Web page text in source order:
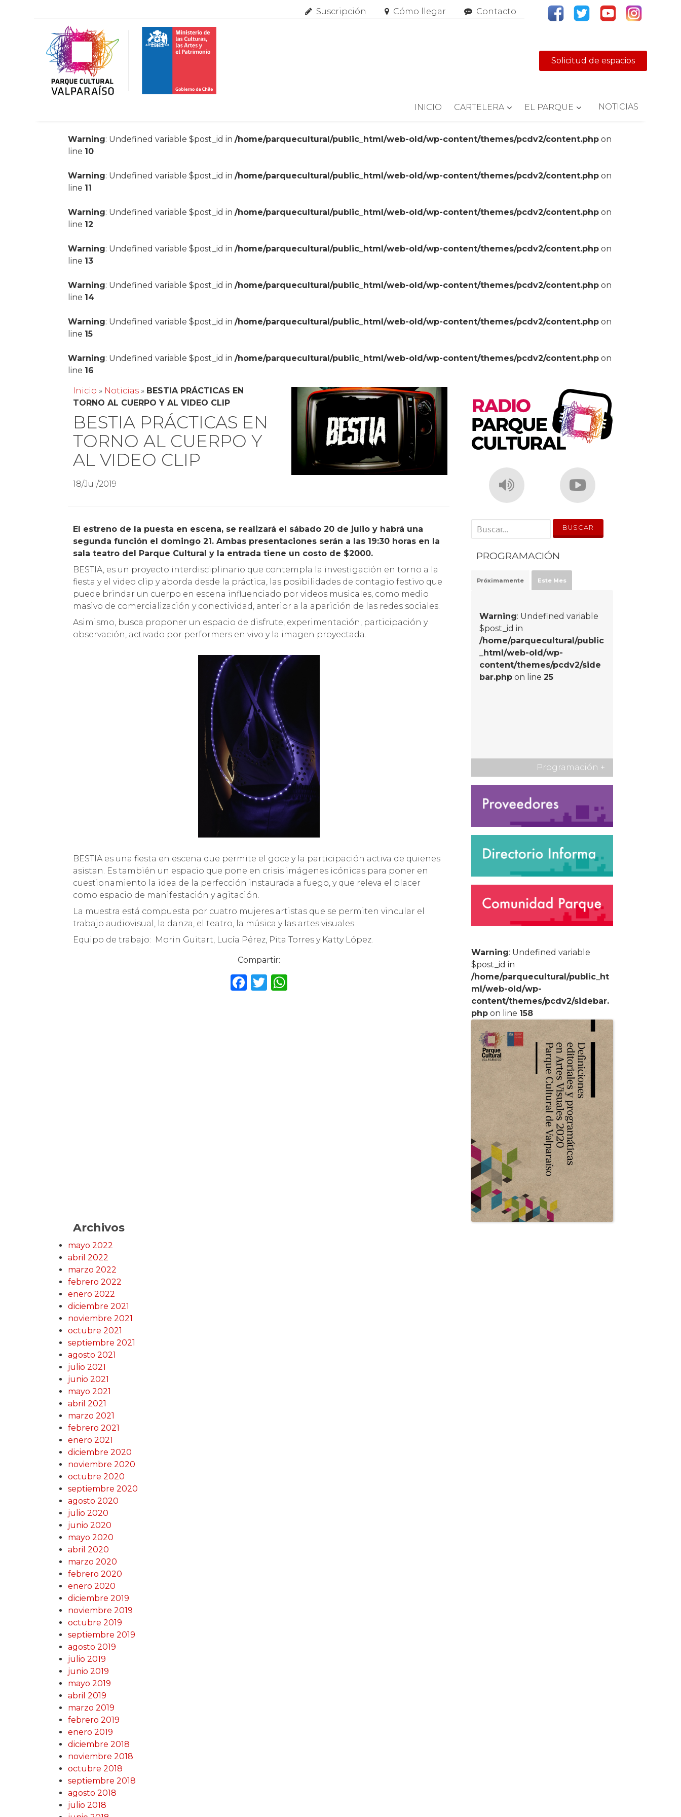
Suscripción Cómo llegar Contacto
Solicitud de espacios
INICIO CARTELERA EL PARQUE NOTICIAS
Warning: Undefined variable $post_id in/home/parquecultural/public_html/web-old/wp-content/themes/pcdv2/content.php on
line 10
Warning: Undefined variable $post_id in/home/parquecultural/public_html/web-old/wp-content/themes/pcdv2/content.php on
line 11
Warning: Undefined variable $post_id in/home/parquecultural/public_html/web-old/wp-content/themes/pcdv2/content.php on
line 12
Warning: Undefined variable $post_id in/home/parquecultural/public_html/web-old/wp-content/themes/pcdv2/content.php on
line 13
Warning: Undefined variable $post_id in/home/parquecultural/public_html/web-old/wp-content/themes/pcdv2/content.php on
line 14
Warning: Undefined variable $post_id in/home/parquecultural/public_html/web-old/wp-content/themes/pcdv2/content.php on
line 15
Warning: Undefined variable $post_id in/home/parquecultural/public_html/web-old/wp-content/themes/pcdv2/content.php on
line 16
Inicio » Noticias » BESTIA PRÁCTICAS EN
TORNO AL CUERPO Y AL VIDEO CLIP
BESTIA PRÁCTICAS EN
TORNO AL CUERPO Y
AL VIDEO CLIP
18/Jul/2019
El estreno de la puesta en escena, se realizará el sábado 20 de julio y habrá una
segunda función el domingo 21. Ambas presentaciones serán a las 19:30 horas en la
sala teatro del Parque Cultural y la entrada tiene un costo de $2000.
BESTIA, es un proyecto interdisciplinario que contempla la investigación en torno a la
fiesta y el video clip y aborda desde la práctica, las posibilidades de contagio festivo que
puede brindar un cuerpo en escena influenciado por videos musicales, como medio
masivo de comercialización y conectividad, anterior a la aparición de las redes sociales.
Asimismo, busca proponer un espacio de disfrute, experimentación, participación y
observación, activado por performers en vivo y la imagen proyectada.
BESTIA es una fiesta en escena que permite el goce y la participación activa de quienes
asistan. Es también un espacio que pone en crisis imágenes icónicas para poner en
cuestionamiento la idea de la perfección instaurada a fuego, y que releva el placer
como espacio de manifestación y agitación.
La muestra está compuesta por cuatro mujeres artistas que se permiten vincular el
trabajo audiovisual, la danza, el teatro, la música y las artes visuales.
Equipo de trabajo: Morin Guitart, Lucía Pérez, Pita Torres y Katty López.
Compartir:
F T W
' . __('Search for:') . '
PROGRAMACIÓN
Próximamente Este Mes
Warning: Undefined variable
$post_id in
/home/parquecultural/public
_html/web-old/wp-
content/themes/pcdv2/side
bar.php on line25
Programación +
Warning: Undefined variable
$post_id in
/home/parquecultural/public_ht
ml/web-old/wp-
content/themes/pcdv2/sidebar.
php on line 158
Archivos
mayo 2022
abril 2022
marzo 2022
febrero 2022
enero 2022
diciembre 2021
noviembre 2021
octubre 2021
septiembre 2021
agosto 2021
julio 2021
junio 2021
mayo 2021
abril 2021
marzo 2021
febrero 2021
enero 2021
diciembre 2020
noviembre 2020
octubre 2020
septiembre 2020
agosto 2020
julio 2020
junio 2020
mayo 2020
abril 2020
marzo 2020
febrero 2020
enero 2020
diciembre 2019
noviembre 2019
octubre 2019
septiembre 2019
agosto 2019
julio 2019
junio 2019
mayo 2019
abril 2019
marzo 2019
febrero 2019
enero 2019
diciembre 2018
noviembre 2018
octubre 2018
septiembre 2018
agosto 2018
julio 2018